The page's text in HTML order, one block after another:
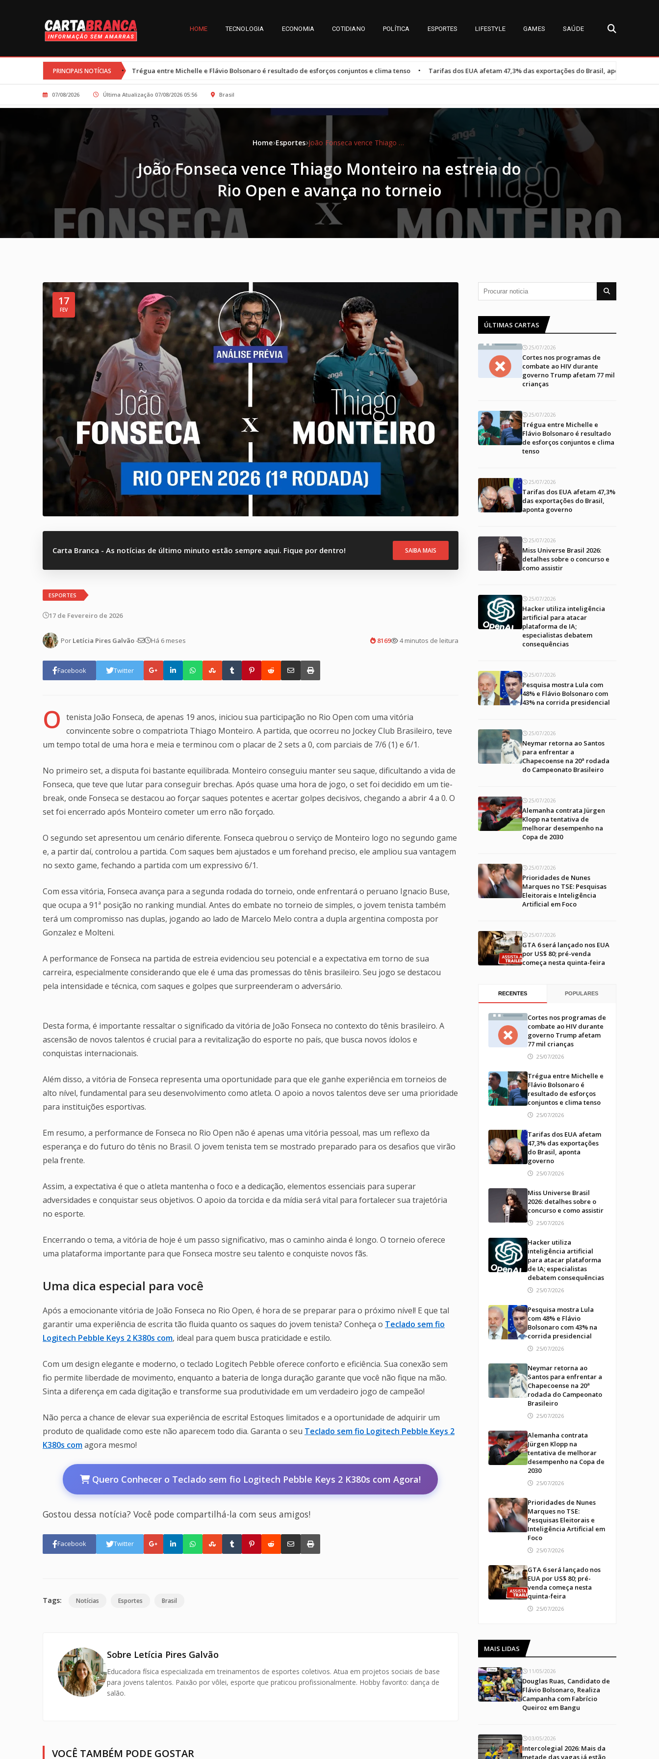
HOME TECNOLOGIA ECONOMIA COTIDIANO POLÍTICA ESPORTES LIFESTYLE GAMES SAÚDE
PRINCIPAIS NOTÍCIAS
•Trégua entre Michelle e Flávio Bolsonaro é resultado de esforços conjuntos e clima tenso•Tarifas dos EUA afetam 47,3% das exportações do Brasil, aponta governo•Miss Universe
07/08/2026 Última Atualização 07/08/2026 05:56 Brasil
Home Esportes João Fonseca vence Thiago Monteiro na estreia do Rio Open e avança no torneio
João Fonseca vence Thiago Monteiro na estreia do
Rio Open e avança no torneio
17
FEV
Carta Branca - As notícias de último minuto estão sempre aqui. Fique por dentro! SAIBA MAIS
ESPORTES
17 de Fevereiro de 2026
Por Letícia Pires Galvão- Há 6 meses 8169 4 minutos de leitura
Facebook Twitter
O tenista João Fonseca, de apenas 19 anos, iniciou sua participação no Rio Open com uma vitória
convincente sobre o compatriota Thiago Monteiro. A partida, que ocorreu no Jockey Club Brasileiro, teve
um tempo total de uma hora e meia e terminou com o placar de 2 sets a 0, com parciais de 7/6 (1) e 6/1.
No primeiro set, a disputa foi bastante equilibrada. Monteiro conseguiu manter seu saque, dificultando a vida de
Fonseca, que teve que lutar para conseguir brechas. Após quase uma hora de jogo, o set foi decidido em um tie-
break, onde Fonseca se destacou ao forçar saques potentes e acertar golpes decisivos, chegando a abrir 4 a 0. O
set foi encerrado após Monteiro cometer um erro não forçado.
O segundo set apresentou um cenário diferente. Fonseca quebrou o serviço de Monteiro logo no segundo game
e, a partir daí, controlou a partida. Com saques bem ajustados e um forehand preciso, ele ampliou sua vantagem
no sexto game, fechando a partida com um expressivo 6/1.
Com essa vitória, Fonseca avança para a segunda rodada do torneio, onde enfrentará o peruano Ignacio Buse,
que ocupa a 91ª posição no ranking mundial. Antes do embate no torneio de simples, o jovem tenista também
terá um compromisso nas duplas, jogando ao lado de Marcelo Melo contra a dupla argentina composta por
Gonzalez e Molteni.
A performance de Fonseca na partida de estreia evidenciou seu potencial e a expectativa em torno de sua
carreira, especialmente considerando que ele é uma das promessas do tênis brasileiro. Seu jogo se destacou
pela intensidade e técnica, com saques e golpes que surpreenderam o adversário.
Desta forma, é importante ressaltar o significado da vitória de João Fonseca no contexto do tênis brasileiro. A
ascensão de novos talentos é crucial para a revitalização do esporte no país, que busca novos ídolos e
conquistas internacionais.
Além disso, a vitória de Fonseca representa uma oportunidade para que ele ganhe experiência em torneios de
alto nível, fundamental para seu desenvolvimento como atleta. O apoio a novos talentos deve ser uma prioridade
para instituições esportivas.
Em resumo, a performance de Fonseca no Rio Open não é apenas uma vitória pessoal, mas um reflexo da
esperança e do futuro do tênis no Brasil. O jovem tenista tem se mostrado preparado para os desafios que virão
pela frente.
Assim, a expectativa é que o atleta mantenha o foco e a dedicação, elementos essenciais para superar
adversidades e conquistar seus objetivos. O apoio da torcida e da mídia será vital para fortalecer sua trajetória
no esporte.
Encerrando o tema, a vitória de hoje é um passo significativo, mas o caminho ainda é longo. O torneio oferece
uma plataforma importante para que Fonseca mostre seu talento e conquiste novos fãs.
Uma dica especial para você
Após a emocionante vitória de João Fonseca no Rio Open, é hora de se preparar para o próximo nível! E que tal
garantir uma experiência de escrita tão fluida quanto os saques do jovem tenista? Conheça o Teclado sem fio
Logitech Pebble Keys 2 K380s com, ideal para quem busca praticidade e estilo.
Com um design elegante e moderno, o teclado Logitech Pebble oferece conforto e eficiência. Sua conexão sem
fio permite liberdade de movimento, enquanto a bateria de longa duração garante que você não fique na mão.
Sinta a diferença em cada digitação e transforme sua produtividade em um verdadeiro jogo de campeão!
Não perca a chance de elevar sua experiência de escrita! Estoques limitados e a oportunidade de adquirir um
produto de qualidade como este não aparecem todo dia. Garanta o seu Teclado sem fio Logitech Pebble Keys 2
K380s comagora mesmo!
Quero Conhecer o Teclado sem fio Logitech Pebble Keys 2 K380s com Agora!
Gostou dessa notícia? Você pode compartilhá-la com seus amigos!
Facebook Twitter
Tags: Notícias Esportes Brasil
Sobre Letícia Pires Galvão
Educadora física especializada em treinamentos de esportes coletivos. Atua em projetos sociais de base
para jovens talentos. Paixão por vôlei, esporte que praticou profissionalmente. Hobby favorito: dança de
salão.
VOCÊ TAMBÉM PODE GOSTAR
ÚLTIMAS CARTAS
25/07/2026
Cortes nos programas de
combate ao HIV durante
governo Trump afetam 77 mil
crianças
25/07/2026
Trégua entre Michelle e
Flávio Bolsonaro é resultado
de esforços conjuntos e clima
tenso
25/07/2026
Tarifas dos EUA afetam 47,3%
das exportações do Brasil,
aponta governo
25/07/2026
Miss Universe Brasil 2026:
detalhes sobre o concurso e
como assistir
25/07/2026
Hacker utiliza inteligência
artificial para atacar
plataforma de IA;
especialistas debatem
consequências
25/07/2026
Pesquisa mostra Lula com
48% e Flávio Bolsonaro com
43% na corrida presidencial
25/07/2026
Neymar retorna ao Santos
para enfrentar a
Chapecoense na 20ª rodada
do Campeonato Brasileiro
25/07/2026
Alemanha contrata Jürgen
Klopp na tentativa de
melhorar desempenho na
Copa de 2030
25/07/2026
Prioridades de Nunes
Marques no TSE: Pesquisas
Eleitorais e Inteligência
Artificial em Foco
25/07/2026
GTA 6 será lançado nos EUA
por US$ 80; pré-venda
começa nesta quinta-feira
RECENTES POPULARES
Cortes nos programas de
combate ao HIV durante
governo Trump afetam
77 mil crianças
25/07/2026
Trégua entre Michelle e
Flávio Bolsonaro é
resultado de esforços
conjuntos e clima tenso
25/07/2026
Tarifas dos EUA afetam
47,3% das exportações
do Brasil, aponta
governo
25/07/2026
Miss Universe Brasil
2026: detalhes sobre o
concurso e como assistir
25/07/2026
Hacker utiliza
inteligência artificial
para atacar plataforma
de IA; especialistas
debatem consequências
25/07/2026
Pesquisa mostra Lula
com 48% e Flávio
Bolsonaro com 43% na
corrida presidencial
25/07/2026
Neymar retorna ao
Santos para enfrentar a
Chapecoense na 20ª
rodada do Campeonato
Brasileiro
25/07/2026
Alemanha contrata
Jürgen Klopp na
tentativa de melhorar
desempenho na Copa de
2030
25/07/2026
Prioridades de Nunes
Marques no TSE:
Pesquisas Eleitorais e
Inteligência Artificial em
Foco
25/07/2026
GTA 6 será lançado nos
EUA por US$ 80; pré-
venda começa nesta
quinta-feira
25/07/2026
MAIS LIDAS
11/05/2026
Douglas Ruas, Candidato de
Flávio Bolsonaro, Realiza
Campanha com Fabrício
Queiroz em Bangu
03/05/2026
Intercolegial 2026: Mais da
metade das vagas já estão